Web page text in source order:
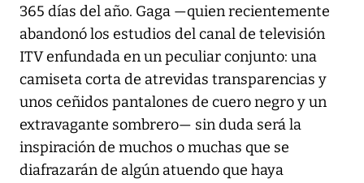
365 días del año. Gaga —quien recientemente
abandonó los estudios del canal de televisión
ITV enfundada en un peculiar conjunto: una
camiseta corta de atrevidas transparencias y
unos ceñidos pantalones de cuero negro y un
extravagante sombrero— sin duda será la
inspiración de muchos o muchas que se
diafrazarán de algún atuendo que haya